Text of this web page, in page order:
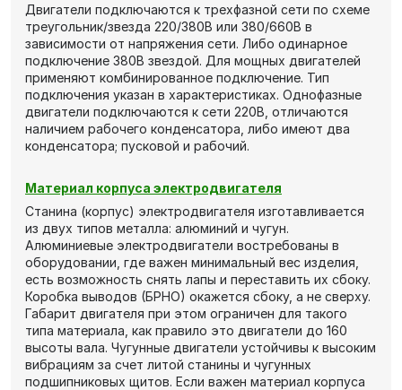
Двигатели подключаются к трехфазной сети по схеме
треугольник/звезда 220/380В или 380/660В в
зависимости от напряжения сети. Либо одинарное
подключение 380В звездой. Для мощных двигателей
применяют комбинированное подключение. Тип
подключения указан в характеристиках. Однофазные
двигатели подключаются к сети 220В, отличаются
наличием рабочего конденсатора, либо имеют два
конденсатора; пусковой и рабочий.
Материал корпуса электродвигателя
Станина (корпус) электродвигателя изготавливается
из двух типов металла: алюминий и чугун.
Алюминиевые электродвигатели востребованы в
оборудовании, где важен минимальный вес изделия,
есть возможность снять лапы и переставить их сбоку.
Коробка выводов (БРНО) окажется сбоку, а не сверху.
Габарит двигателя при этом ограничен для такого
типа материала, как правило это двигатели до 160
высоты вала. Чугунные двигатели устойчивы к высоким
вибрациям за счет литой станины и чугунных
подшипниковых щитов. Если важен материал корпуса